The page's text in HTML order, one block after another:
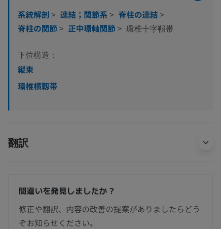
系統解剖 > 連結；関節系> 脊柱の連結>
脊柱の関節> 正中環軸関節> 環椎十字靱帯
下位構造：
縦束
環椎横靱帯
翻訳
間違いを発見しましたか？
修正や翻訳、内容の改善の提案がありましたらどう
ぞお知らせください。